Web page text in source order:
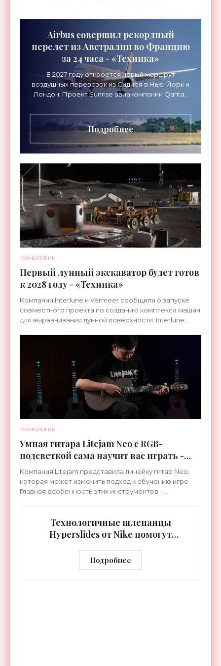
Airbus совершил рекордный
перелет из Австралии во Францию
за 24 часа - «Техника»
В 2027 году откроется новый маршрут
воздушных перевозок из Сиднея в Нью-Йорк и
Лондон. Проект Sunrise авиакомпании Qantas
длительностью до 24
Подробнее
ТЕХНОЛОГИИ
Первый лунный экскаватор будет готов
к 2028 году - «Техника»
Компании Interlune и Vermeer сообщили о запуске
совместного проекта по созданию комплекса машин
для выравнивания лунной поверхности. Interlune
ТЕХНОЛОГИИ
Умная гитара Litejam Neo с RGB-
подсветкой сама научит вас играть -
«Гаджеты»
Компания Litejam представила линейку гитар Neo,
которая может изменить подход к обучению игре.
Главная особенность этих инструментов –
Технологичные шлепанцы
Hyperslides от Nike помогут
тренировки - «Гаджеты»
Подробнее